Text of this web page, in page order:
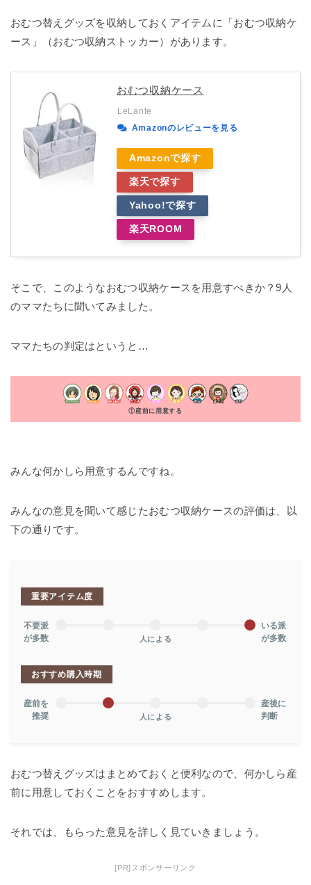
おむつ替えグッズを収納しておくアイテムに「おむつ収納ケ
ース」（おむつ収納ストッカー）があります。
おむつ収納ケース
LeLante
Amazonのレビューを見る
Amazonで探す
楽天で探す
Yahoo!で探す
楽天ROOM
そこで、このようなおむつ収納ケースを用意すべきか？9人
のママたちに聞いてみました。
ママたちの判定はというと…
①産前に用意する
みんな何かしら用意するんですね。
みんなの意見を聞いて感じたおむつ収納ケースの評価は、以
下の通りです。
重要アイテム度
不要派
が多数
人による
いる派
が多数
おすすめ購入時期
産前を
推奨
人による
産後に
判断
おむつ替えグッズはまとめておくと便利なので、何かしら産
前に用意しておくことをおすすめします。
それでは、もらった意見を詳しく見ていきましょう。
[PR]スポンサーリンク